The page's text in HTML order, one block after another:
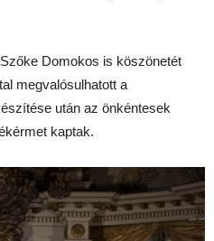
Domokos is köszönetét
megvalósulhatott a
után az önkéntesek
kaptak.